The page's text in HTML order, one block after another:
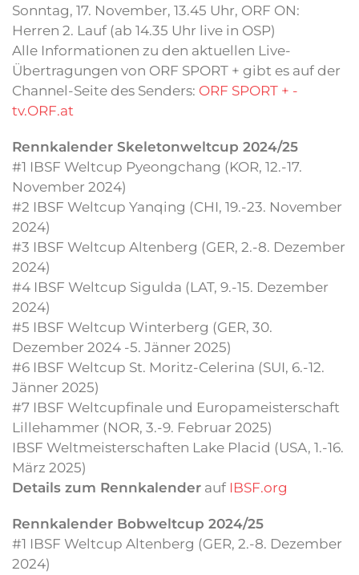
Sonntag, 17. November, 13.45 Uhr, ORF ON:
Herren 2. Lauf (ab 14.35 Uhr live in OSP)
Alle Informationen zu den aktuellen Live-
Übertragungen von ORF SPORT + gibt es auf der
Channel-Seite des Senders: ORF SPORT + -
tv.ORF.at
Rennkalender Skeletonweltcup 2024/25
#1 IBSF Weltcup Pyeongchang (KOR, 12.-17.
November 2024)
#2 IBSF Weltcup Yanqing (CHI, 19.-23. November
2024)
#3 IBSF Weltcup Altenberg (GER, 2.-8. Dezember
2024)
#4 IBSF Weltcup Sigulda (LAT, 9.-15. Dezember
2024)
#5 IBSF Weltcup Winterberg (GER, 30.
Dezember 2024 -5. Jänner 2025)
#6 IBSF Weltcup St. Moritz-Celerina (SUI, 6.-12.
Jänner 2025)
#7 IBSF Weltcupfinale und Europameisterschaft
Lillehammer (NOR, 3.-9. Februar 2025)
IBSF Weltmeisterschaften Lake Placid (USA, 1.-16.
März 2025)
Details zum Rennkalender auf IBSF.org
Rennkalender Bobweltcup 2024/25
#1 IBSF Weltcup Altenberg (GER, 2.-8. Dezember
2024)